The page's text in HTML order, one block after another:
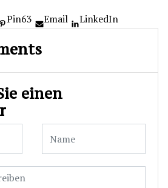
Pin63 Email LinkedIn
einen